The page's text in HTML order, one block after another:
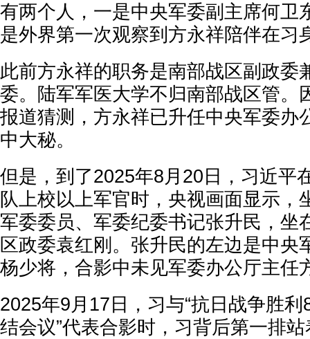
有两个人，一是中央军委副主席何卫
是外界第一次观察到方永祥陪伴在习
此前方永祥的职务是南部战区副政委
委。陆军军医大学不归南部战区管。
报道猜测，方永祥已升任中央军委办
中大秘。
但是，到了2025年8月20日，习近平
队上校以上军官时，央视画面显示，
军委委员、军委纪委书记张升民，坐
区政委袁红刚。张升民的左边是中央
杨少将，合影中未见军委办公厅主任
2025年9月17日，习与“抗日战争胜
结会议”代表合影时，习背后第一排